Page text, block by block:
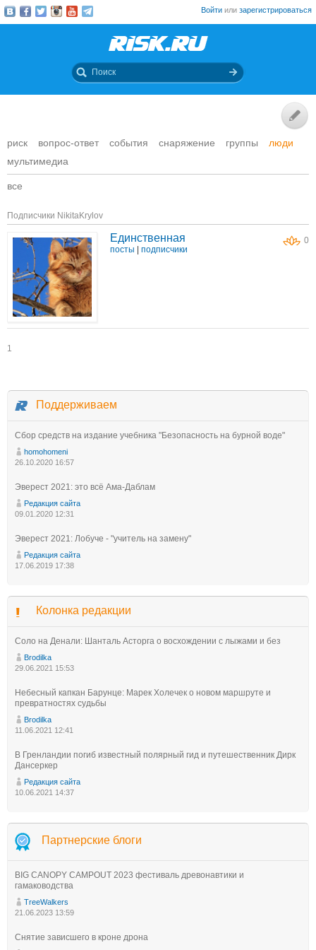
Войти или зарегистрироваться
риск вопрос-ответ события снаряжение группы
люди
мультимедиа
все
Подписчики NikitaKrylov
0
Единственная
посты подписчики
1
Поддерживаем
Сбор средств на издание учебника "Безопасность на бурной воде"
homohomeni
26.10.2020 16:57
Эверест 2021: это всё Ама-Даблам
Редакция сайта
09.01.2020 12:31
Эверест 2021: Лобуче - "учитель на замену"
Редакция сайта
17.06.2019 17:38
Колонка редакции
Соло на Денали: Шанталь Асторга о восхождении с лыжами и без
Brodilka
29.06.2021 15:53
Небесный капкан Барунце: Марек Холечек о новом маршруте и
превратностях судьбы
Brodilka
11.06.2021 12:41
В Гренландии погиб известный полярный гид и путешественник Дирк
Дансеркер
Редакция сайта
10.06.2021 14:37
Партнерские блоги
BIG CANOPY CAMPOUT 2023 фестиваль древонавтики и
гамаководства
TreeWalkers
21.06.2023 13:59
Снятие зависшего в кроне дрона